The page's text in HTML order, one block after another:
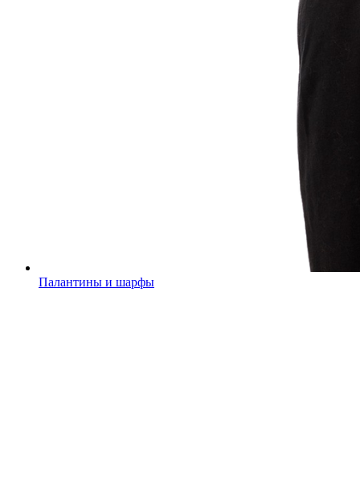
Палантины и шарфы